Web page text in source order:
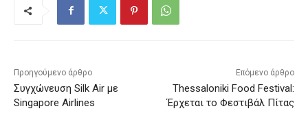
Προηγούμενο άρθρο
Συγχώνευση Silk Air με
Singapore Airlines
Επόμενο άρθρο
Thessaloniki Food Festival:
Έρχεται το Φεστιβάλ Πίτας